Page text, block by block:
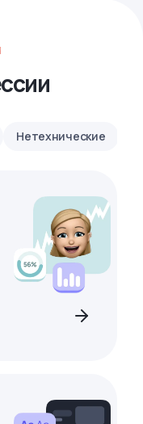
Нетехнические